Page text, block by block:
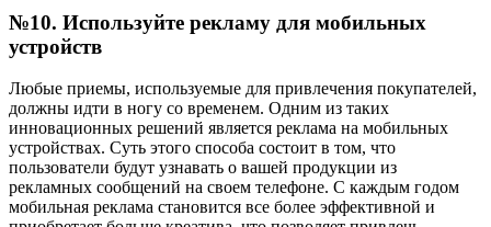
№10. Используйте рекламу для мобильных
устройств
Любые приемы, используемые для привлечения покупателей,
должны идти в ногу со временем. Одним из таких
инновационных решений является реклама на мобильных
устройствах. Суть этого способа состоит в том, что
пользователи будут узнавать о вашей продукции из
рекламных сообщений на своем телефоне. С каждым годом
мобильная реклама становится все более эффективной и